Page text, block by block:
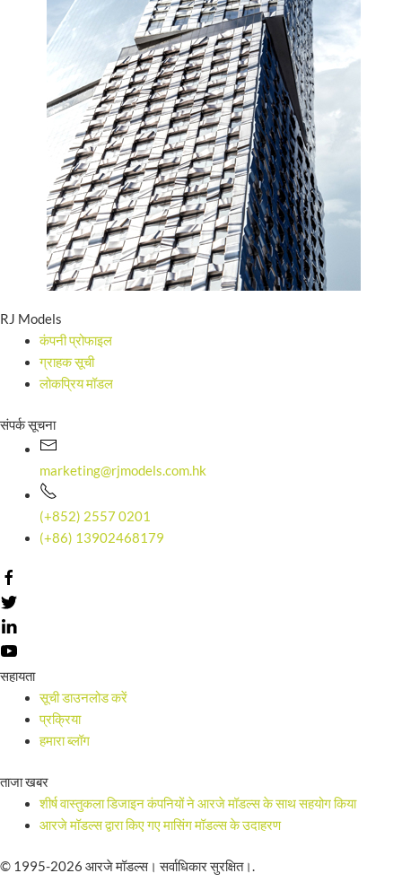
RJ Models
कंपनी प्रोफाइल
ग्राहक सूची
लोकप्रिय मॉडल
संपर्क सूचना
marketing@rjmodels.com.hk
(+852) 2557 0201
(+86) 13902468179
सहायता
सूची डाउनलोड करें
प्रक्रिया
हमारा ब्लॉग
ताजा खबर
शीर्ष वास्तुकला डिजाइन कंपनियों ने आरजे मॉडल्स के साथ सहयोग किया
आरजे मॉडल्स द्वारा किए गए मासिंग मॉडल्स के उदाहरण
© 1995-2026 आरजे मॉडल्स। सर्वाधिकार सुरक्षित।.